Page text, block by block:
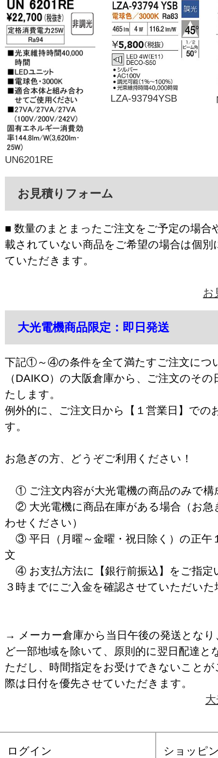
UN6201RE
LZA-93794YSB
お見積りフォーム
■ 数量のまとまったご注文をご予定の場合
載されていない商品をご希望の場合は個別
ていただきます。
お
大光電機商品限定：即日発送
下記①～④の条件を全て満たすご注文につ
（DAIKO）の大阪倉庫から、ご注文のそ
たします。
例外的に、ご注文日から【１営業日】での
す。
お急ぎの方、どうぞご利用ください！
① ご注文内容が大光電機の商品のみで構
② 大光電機に商品在庫がある場合（お急
わせください）
③ 平日（月曜～金曜・祝日除く）の正午
文
④ お支払方法に【銀行前振込】をご指定
３時までにご入金を確認させていただいた
→ メーカー倉庫から当日午後の発送となり
ど一部地域を除いて、原則的に翌日配達と
ただし、時間指定をお受けできないこと
際は日付を優先させていただきます。
ログイン ショッピ